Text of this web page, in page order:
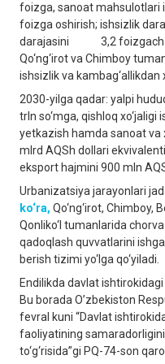
foizga, sanoat mahsulotlari
foizga oshirish; ishsizlik
darajasini 3,2 foizgacha
Qo‘ng‘irot va Chimboy
ishsizlik va
2030-yilga qadar: yalpi
trln so‘mga, qishloq xo‘jaligi
yetkazish hamda sanoat va
mlrd AQSh dollari
eksport hajmini 900 mln
Urbanizatsiya jarayonlari
ko‘ra, Qo‘ng‘irot, Chimboy,
Qonliko‘l tumanlarida
qadoqlash quvvatlarini
berish tizimi yo‘lga qo‘yiladi.
Endilikda davlat
Bu borada O’zbekiston
fevral kuni “Davlat
faoliyatining
to‘g‘risida”gi PQ-74-son